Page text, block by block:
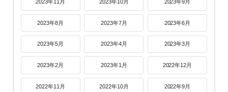
2023年11月 2023年10月 2023年9月
2023年8月 2023年7月 2023年6月
2023年5月 2023年4月 2023年3月
2023年2月 2023年1月 2022年12月
2022年11月 2022年10月 2022年9月